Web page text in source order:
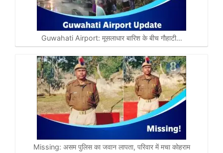
Guwahati Airport: मूसलाधार बारिश के बीच गाैहाटी…
Missing: असम पुलिस का जवान लापता, परिवार में मचा काेहराम